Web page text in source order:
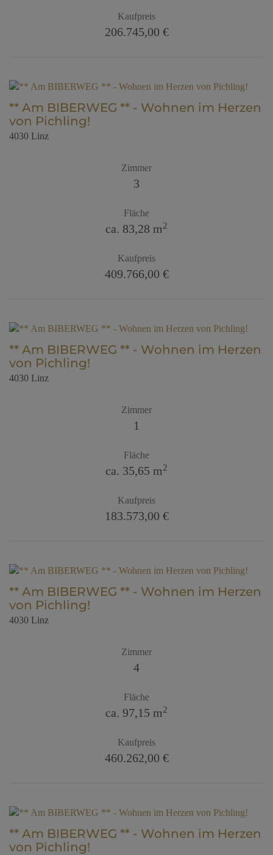
Kaufpreis
206.745,00 €
** Am BIBERWEG ** - Wohnen im Herzen
von Pichling!
4030 Linz
Zimmer
3
Fläche
ca. 83,28 m2
Kaufpreis
409.766,00 €
** Am BIBERWEG ** - Wohnen im Herzen
von Pichling!
4030 Linz
Zimmer
1
Fläche
ca. 35,65 m2
Kaufpreis
183.573,00 €
** Am BIBERWEG ** - Wohnen im Herzen
von Pichling!
4030 Linz
Zimmer
4
Fläche
ca. 97,15 m2
Kaufpreis
460.262,00 €
** Am BIBERWEG ** - Wohnen im Herzen
von Pichling!